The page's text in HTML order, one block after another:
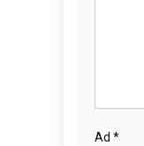
Ad *